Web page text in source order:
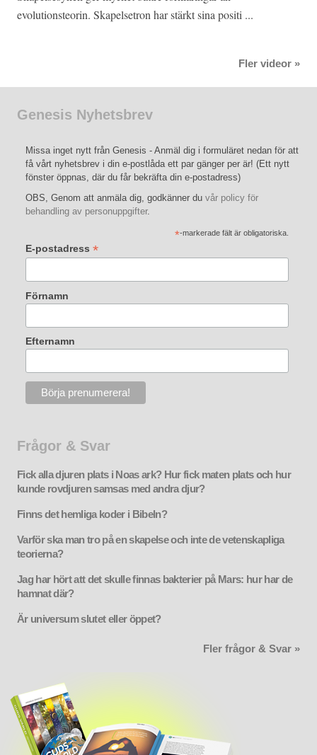
evolutionsteorin. Skapelsetron har stärkt sina positi ...
Fler videor »
Genesis Nyhetsbrev
Missa inget nytt från Genesis - Anmäl dig i formuläret nedan för att
få vårt nyhetsbrev i din e-postlåda ett par gänger per är! (Ett nytt
fönster öppnas, där du får bekräfta din e-postadress)
OBS, Genom att anmäla dig, godkänner du vår policy för
behandling av personuppgifter.
*-markerade fält är obligatoriska.
E-postadress *
Förnamn
Efternamn
Frågor & Svar
Fick alla djuren plats i Noas ark? Hur fick maten plats och hur
kunde rovdjuren samsas med andra djur?
Finns det hemliga koder i Bibeln?
Varför ska man tro på en skapelse och inte de vetenskapliga
teorierna?
Jag har hört att det skulle finnas bakterier på Mars: hur har de
hamnat där?
Är universum slutet eller öppet?
Fler frågor & Svar »